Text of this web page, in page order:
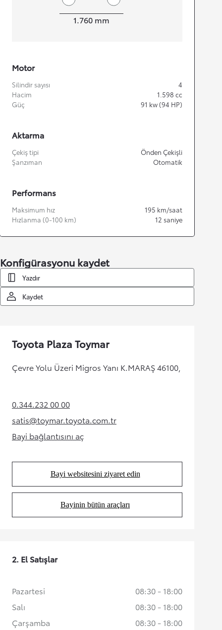
Width
1.760 mm
Motor
Silindir sayısı
4
Hacim
1.598 cc
Güç
91 kw (94 HP)
Aktarma
Çekiş tipi
Önden Çekişli
Şanzıman
Otomatik
Performans
Maksimum hız 195 km/saat
Hızlanma (0-100 km)
12 saniye
Konfigürasyonu kaydet
Yazdır
Kaydet
Toyota Plaza Toymar
Çevre Yolu Üzeri Migros Yanı K.MARAŞ 46100,
0.344.232 00 00(Opens in new tab)
satis@toymar.toyota.com.tr
(Opens in new tab)
Bayi bağlantısını aç
(Opens in new tab)
Bayi websitesini ziyaret edin
(Opens in new tab)
Bayinin bütün araçları
(Opens in new tab)
2. El Satışlar
Pazartesi
08:30 - 18:00
Salı
08:30 - 18:00
Çarşamba
08:30 - 18:00